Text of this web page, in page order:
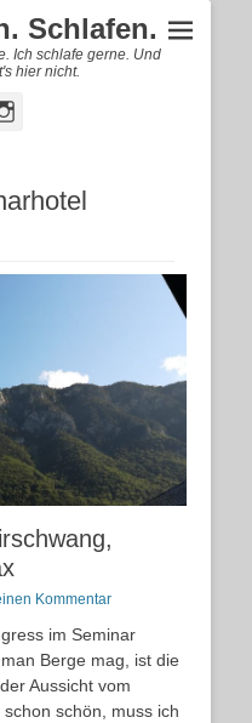
Schlafen.
Ich schlafe gerne. Und
hier nicht.
Instagram
Kommentar
im Seminar
Berge mag, ist die
Aussicht vom
schön, muss ich